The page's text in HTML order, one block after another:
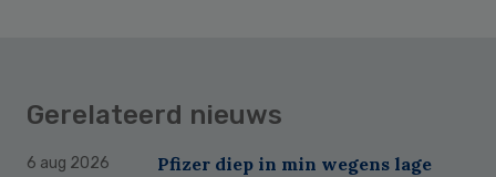
Gerelateerd nieuws
6 aug 2026
Pfizer diep in min wegens lage